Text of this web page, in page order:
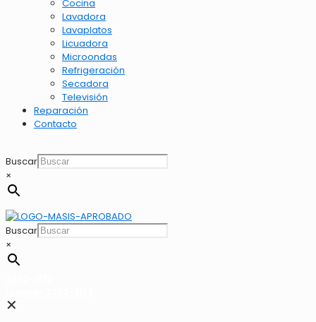
Cocina
Lavadora
Lavaplatos
Licuadora
Microondas
Refrigeración
Secadora
Televisión
Reparación
Contacto
Buscar
×
Buscar
×
✕